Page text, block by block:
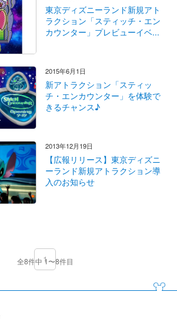
東京ディズニーランド新規アト
ラクション「スティッチ・エン
カウンター」プレビューイベ...
2015年6月1日
新アトラクション「スティッ
チ・エンカウンター」を体験で
きるチャンス♪
2013年12月19日
【広報リリース】東京ディズニ
ーランド新規アトラクション導
入のお知らせ
1
全8件中 1〜8件目